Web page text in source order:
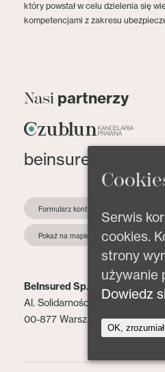
który powstał w celu dzielenia się
kompetencjami z zakresu
Nasi partnerzy
Formularz kontaktowy
Pokaż na mapie
BeInsured Sp. z o.o.
Al. Solidarności 153 lok. 2
00-877 Warszawa
Serwis
cookies.
strony
używanie
Dowiedz
OK,